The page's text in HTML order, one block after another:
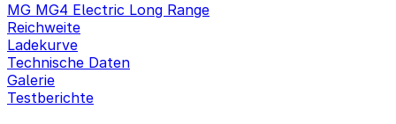
MG MG4 Electric Long Range
Reichweite
Ladekurve
Technische Daten
Galerie
Testberichte